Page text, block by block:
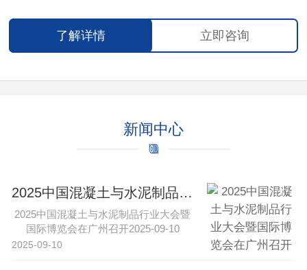
了解详情 立即咨询
新闻中心
2025中国混凝土与水泥制品行业大会暨国际博览会在广州召开
2025中国混凝土与水泥制品行业大会暨
国际博览会在广州召开2025-09-10
2025-09-10